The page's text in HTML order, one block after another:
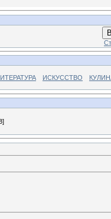
ИСКУССТВО